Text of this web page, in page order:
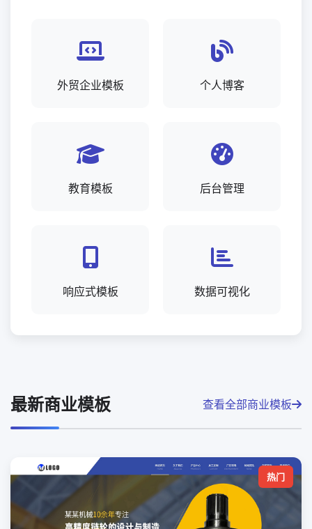
外贸企业模板 个人博客
教育模板 后台管理
响应式模板 数据可视化
最新商业模板 查看全部商业模板
热门